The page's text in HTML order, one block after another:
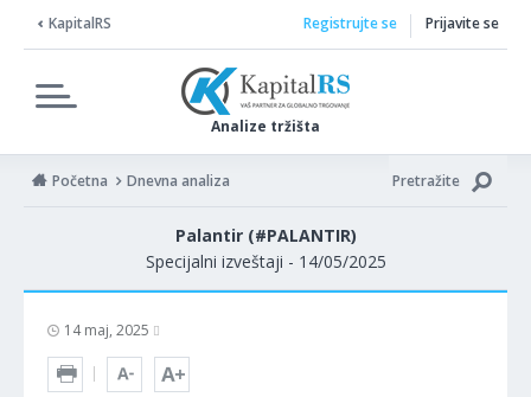
KapitalRS
Analize tržišta
Registrujte se Prijavite se
Početna Dnevna analiza Pretražite
Palantir (#PALANTIR)
Specijalni izveštaji - 14/05/2025
14 maj, 2025